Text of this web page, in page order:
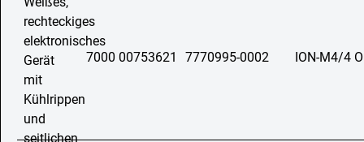
7000 00753621 7770995-0002 ION-M4/4